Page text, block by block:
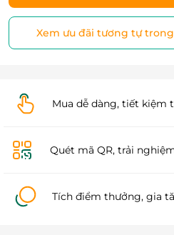
Xem ưu đãi tương tự
Mua dễ dàng, tiết kiệm
Quét mã QR, trải
Tích điểm thưởng, gia